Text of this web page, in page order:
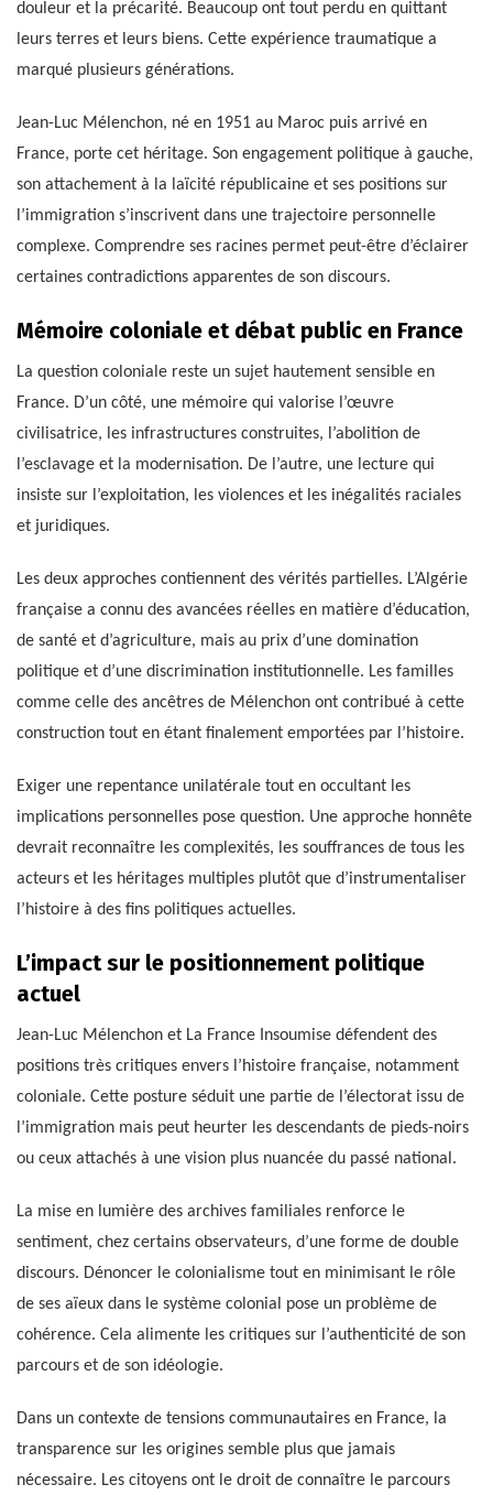
douleur et la précarité. Beaucoup ont tout perdu en quittant
leurs terres et leurs biens. Cette expérience traumatique a
marqué plusieurs générations.
Jean-Luc Mélenchon, né en 1951 au Maroc puis arrivé en
France, porte cet héritage. Son engagement politique à gauche,
son attachement à la laïcité républicaine et ses positions sur
l’immigration s’inscrivent dans une trajectoire personnelle
complexe. Comprendre ses racines permet peut-être d’éclairer
certaines contradictions apparentes de son discours.
Mémoire coloniale et débat public en France
La question coloniale reste un sujet hautement sensible en
France. D’un côté, une mémoire qui valorise l’œuvre
civilisatrice, les infrastructures construites, l’abolition de
l’esclavage et la modernisation. De l’autre, une lecture qui
insiste sur l’exploitation, les violences et les inégalités raciales
et juridiques.
Les deux approches contiennent des vérités partielles. L’Algérie
française a connu des avancées réelles en matière d’éducation,
de santé et d’agriculture, mais au prix d’une domination
politique et d’une discrimination institutionnelle. Les familles
comme celle des ancêtres de Mélenchon ont contribué à cette
construction tout en étant finalement emportées par l’histoire.
Exiger une repentance unilatérale tout en occultant les
implications personnelles pose question. Une approche honnête
devrait reconnaître les complexités, les souffrances de tous les
acteurs et les héritages multiples plutôt que d’instrumentaliser
l’histoire à des fins politiques actuelles.
L’impact sur le positionnement politique
actuel
Jean-Luc Mélenchon et La France Insoumise défendent des
positions très critiques envers l’histoire française, notamment
coloniale. Cette posture séduit une partie de l’électorat issu de
l’immigration mais peut heurter les descendants de pieds-noirs
ou ceux attachés à une vision plus nuancée du passé national.
La mise en lumière des archives familiales renforce le
sentiment, chez certains observateurs, d’une forme de double
discours. Dénoncer le colonialisme tout en minimisant le rôle
de ses aïeux dans le système colonial pose un problème de
cohérence. Cela alimente les critiques sur l’authenticité de son
parcours et de son idéologie.
Dans un contexte de tensions communautaires en France, la
transparence sur les origines semble plus que jamais
nécessaire. Les citoyens ont le droit de connaître le parcours